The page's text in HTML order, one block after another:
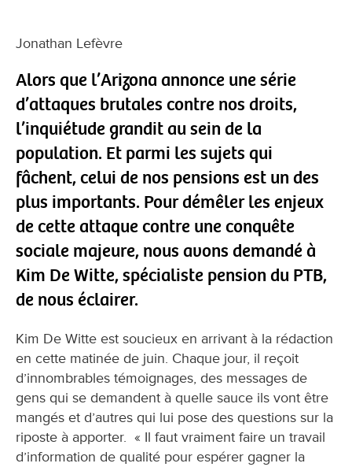
Jonathan Lefèvre
Alors que l’Arizona annonce une série
d’attaques brutales contre nos droits,
l’inquiétude grandit au sein de la
population. Et parmi les sujets qui
fâchent, celui de nos pensions est un des
plus importants. Pour démêler les enjeux
de cette attaque contre une conquête
sociale majeure, nous avons demandé à
Kim De Witte, spécialiste pension du PTB,
de nous éclairer.
Kim De Witte est soucieux en arrivant à la rédaction
en cette matinée de juin. Chaque jour, il reçoit
d’innombrables témoignages, des messages de
gens qui se demandent à quelle sauce ils vont être
mangés et d’autres qui lui pose des questions sur la
riposte à apporter. « Il faut vraiment faire un travail
d’information de qualité pour espérer gagner la